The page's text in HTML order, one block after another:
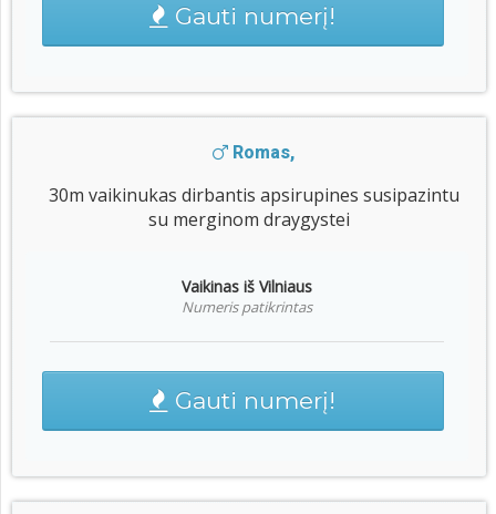
Gauti numerį!
Romas,
30m vaikinukas dirbantis apsirupines susipazintu
su merginom draygystei
Vaikinas iš Vilniaus
Numeris patikrintas
Gauti numerį!